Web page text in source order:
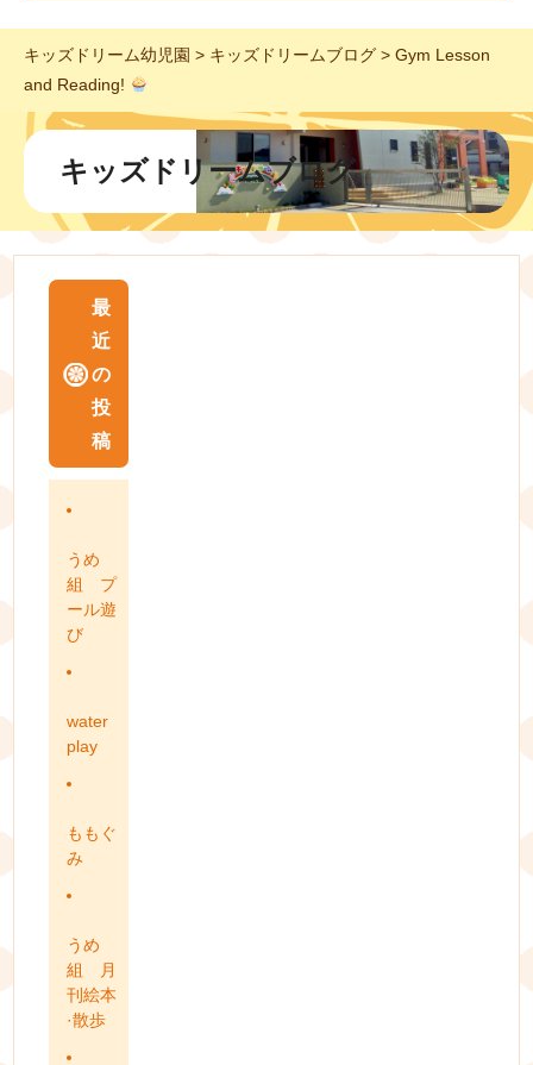
キッズドリーム幼児園 > キッズドリームブログ > Gym Lesson
and Reading!
キッズドリームブログ
最
近
の
投
稿
うめ
組 プ
ール遊
び
water
play
ももぐ
み
うめ
組 月
刊絵本
·散歩